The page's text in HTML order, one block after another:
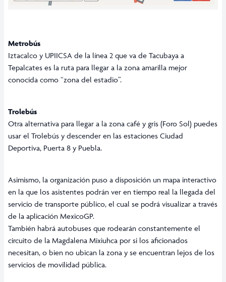
Metrobús
Iztacalco y UPIICSA de la línea 2 que va de Tacubaya a
Tepalcates es la ruta para llegar a la zona amarilla mejor
conocida como “zona del estadio”.
Trolebús
Otra alternativa para llegar a la zona café y gris (Foro Sol) puedes
usar el Trolebús y descender en las estaciones Ciudad
Deportiva, Puerta 8 y Puebla.
Asimismo, la organización puso a disposición un mapa interactivo
en la que los asistentes podrán ver en tiempo real la llegada del
servicio de transporte público, el cual se podrá visualizar a través
de la aplicación MexicoGP.
También habrá autobuses que rodearán constantemente el
circuito de la Magdalena Mixiuhca por si los aficionados
necesitan, o bien no ubican la zona y se encuentran lejos de los
servicios de movilidad pública.